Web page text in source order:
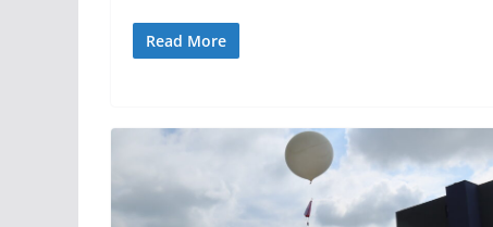
Read More